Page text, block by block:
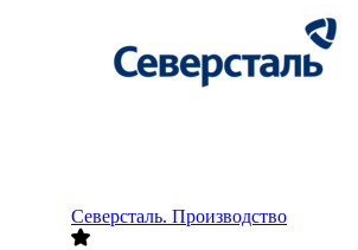
Северсталь. Производство